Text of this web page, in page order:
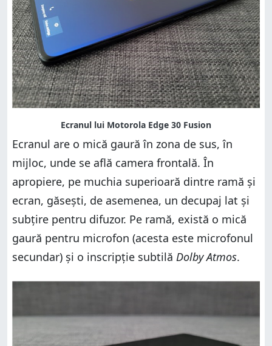
Ecranul are o mică gaură în zona de sus, în
mijloc, unde se află camera frontală. În
apropiere, pe muchia superioară dintre ramă și
ecran, găsești, de asemenea, un decupaj lat și
subțire pentru difuzor. Pe ramă, există o mică
gaură pentru microfon (acesta este microfonul
secundar) și o inscripție subtilă Dolby Atmos.